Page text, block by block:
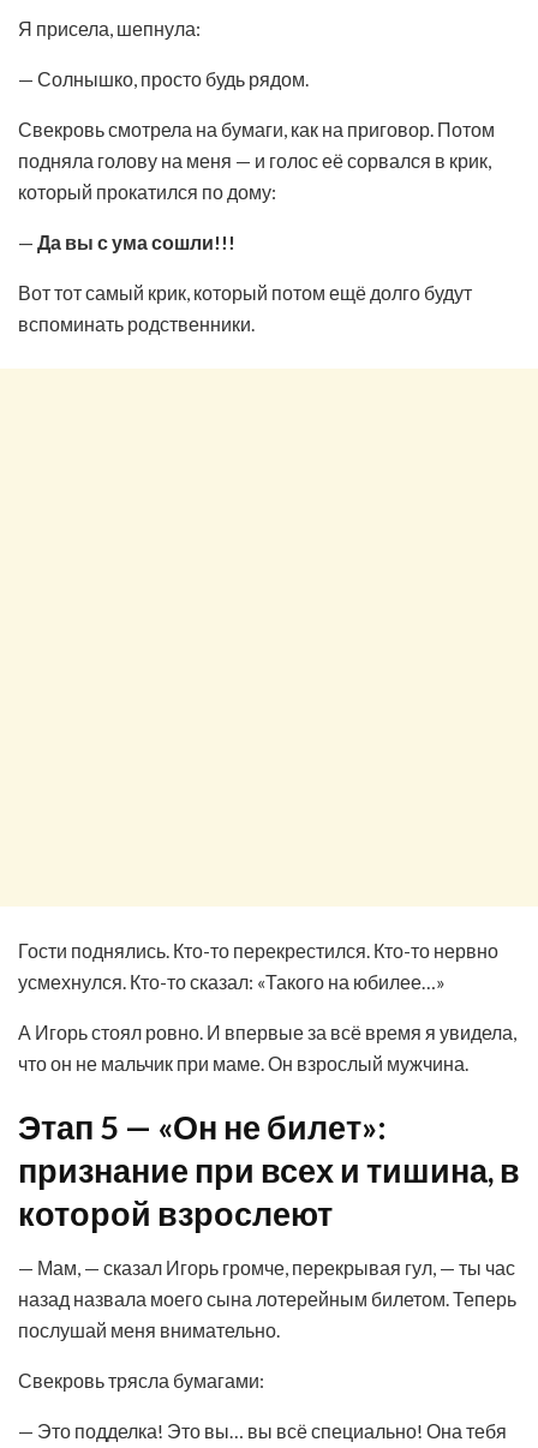
Я присела, шепнула:
— Солнышко, просто будь рядом.
Свекровь смотрела на бумаги, как на приговор. Потом
подняла голову на меня — и голос её сорвался в крик,
который прокатился по дому:
— Да вы с ума сошли!!!
Вот тот самый крик, который потом ещё долго будут
вспоминать родственники.
Гости поднялись. Кто-то перекрестился. Кто-то нервно
усмехнулся. Кто-то сказал: «Такого на юбилее…»
А Игорь стоял ровно. И впервые за всё время я увидела,
что он не мальчик при маме. Он взрослый мужчина.
Этап 5 — «Он не билет»:
признание при всех и тишина, в
которой взрослеют
— Мам, — сказал Игорь громче, перекрывая гул, — ты час
назад назвала моего сына лотерейным билетом. Теперь
послушай меня внимательно.
Свекровь трясла бумагами:
— Это подделка! Это вы… вы всё специально! Она тебя